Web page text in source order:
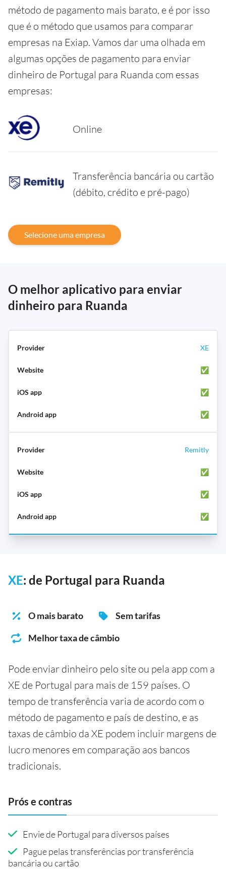
método de pagamento mais barato, e é por isso
que é o método que usamos para comparar
empresas na Exiap. Vamos dar uma olhada em
algumas opções de pagamento para enviar
dinheiro de Portugal para Ruanda com essas
empresas:
Online
Transferência bancária ou cartão
(débito, crédito e pré-pago)
Selecione uma empresa
O melhor aplicativo para enviar
dinheiro para Ruanda
XE
✅
✅
✅
Remitly
✅
✅
✅
XE: de Portugal para Ruanda
O mais barato
Sem tarifas
Melhor taxa de câmbio
Pode enviar dinheiro pelo site ou pela app com a
XE de Portugal para mais de 159 países. O
tempo de transferência varia de acordo com o
método de pagamento e país de destino, e as
taxas de câmbio da XE podem incluir margens de
lucro menores em comparação aos bancos
tradicionais.
Prós e contras
Envie de Portugal para diversos países
Pague pelas transferências por transferência
bancária ou cartão